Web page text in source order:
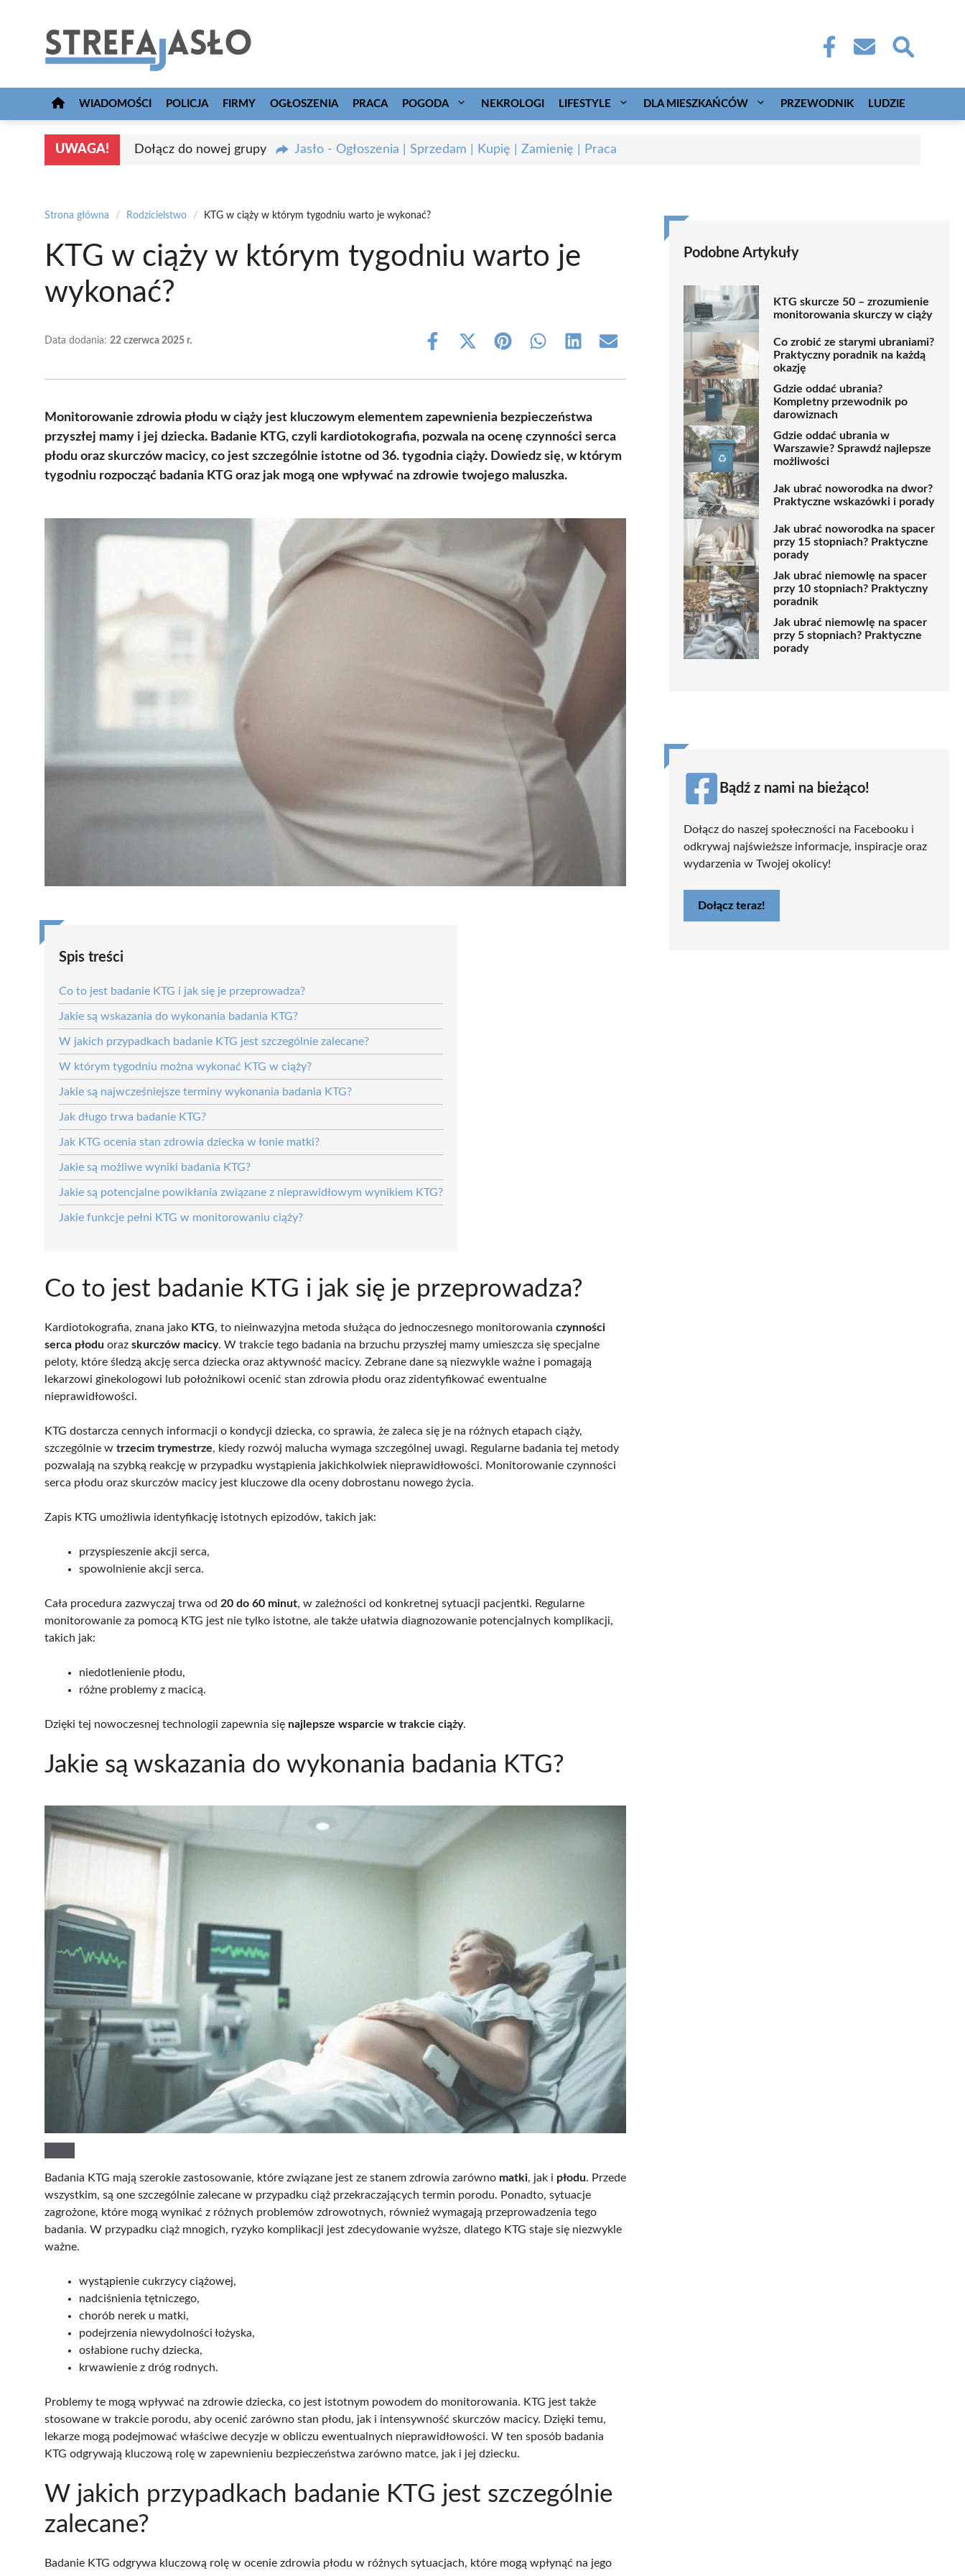
WIADOMOŚCI POLICJA FIRMY OGŁOSZENIA PRACA POGODA NEKROLOGI LIFESTYLE DLA MIESZKAŃCÓW PRZEWODNIK LUDZIE
UWAGA! Dołącz do nowej grupy Jasło - Ogłoszenia | Sprzedam | Kupię | Zamienię | Praca
Strona główna / Rodzicielstwo / KTG w ciąży w którym tygodniu warto je wykonać?
KTG w ciąży w którym tygodniu warto je
wykonać?
Data dodania: 22 czerwca 2025 r.
Share
Share
(Twitter)
Share Share Share Share
Monitorowanie zdrowia płodu w ciąży jest kluczowym elementem zapewnienia bezpieczeństwa
przyszłej mamy i jej dziecka. Badanie KTG, czyli kardiotokografia, pozwala na ocenę czynności serca
płodu oraz skurczów macicy, co jest szczególnie istotne od 36. tygodnia ciąży. Dowiedz się, w którym
tygodniu rozpocząć badania KTG oraz jak mogą one wpływać na zdrowie twojego maluszka.
Spis treści
Co to jest badanie KTG i jak się je przeprowadza?
Jakie są wskazania do wykonania badania KTG?
W jakich przypadkach badanie KTG jest szczególnie zalecane?
W którym tygodniu można wykonać KTG w ciąży?
Jakie są najwcześniejsze terminy wykonania badania KTG?
Jak długo trwa badanie KTG?
Jak KTG ocenia stan zdrowia dziecka w łonie matki?
Jakie są możliwe wyniki badania KTG?
Jakie są potencjalne powikłania związane z nieprawidłowym wynikiem KTG?
Jakie funkcje pełni KTG w monitorowaniu ciąży?
Co to jest badanie KTG i jak się je przeprowadza?
Kardiotokografia, znana jako KTG, to nieinwazyjna metoda służąca do jednoczesnego monitorowania czynności
serca płodu oraz skurczów macicy. W trakcie tego badania na brzuchu przyszłej mamy umieszcza się specjalne
peloty, które śledzą akcję serca dziecka oraz aktywność macicy. Zebrane dane są niezwykle ważne i pomagają
lekarzowi ginekologowi lub położnikowi ocenić stan zdrowia płodu oraz zidentyfikować ewentualne
nieprawidłowości.
KTG dostarcza cennych informacji o kondycji dziecka, co sprawia, że zaleca się je na różnych etapach ciąży,
szczególnie w trzecim trymestrze, kiedy rozwój malucha wymaga szczególnej uwagi. Regularne badania tej metody
pozwalają na szybką reakcję w przypadku wystąpienia jakichkolwiek nieprawidłowości. Monitorowanie czynności
serca płodu oraz skurczów macicy jest kluczowe dla oceny dobrostanu nowego życia.
Zapis KTG umożliwia identyfikację istotnych epizodów, takich jak:
przyspieszenie akcji serca,
spowolnienie akcji serca.
Cała procedura zazwyczaj trwa od 20 do 60 minut, w zależności od konkretnej sytuacji pacjentki. Regularne
monitorowanie za pomocą KTG jest nie tylko istotne, ale także ułatwia diagnozowanie potencjalnych komplikacji,
takich jak:
niedotlenienie płodu,
różne problemy z macicą.
Dzięki tej nowoczesnej technologii zapewnia się najlepsze wsparcie w trakcie ciąży.
Jakie są wskazania do wykonania badania KTG?
Badania KTG mają szerokie zastosowanie, które związane jest ze stanem zdrowia zarówno matki, jak i płodu. Przede
wszystkim, są one szczególnie zalecane w przypadku ciąż przekraczających termin porodu. Ponadto, sytuacje
zagrożone, które mogą wynikać z różnych problemów zdrowotnych, również wymagają przeprowadzenia tego
badania. W przypadku ciąż mnogich, ryzyko komplikacji jest zdecydowanie wyższe, dlatego KTG staje się niezwykle
ważne.
wystąpienie cukrzycy ciążowej,
nadciśnienia tętniczego,
chorób nerek u matki,
podejrzenia niewydolności łożyska,
osłabione ruchy dziecka,
krwawienie z dróg rodnych.
Problemy te mogą wpływać na zdrowie dziecka, co jest istotnym powodem do monitorowania. KTG jest także
stosowane w trakcie porodu, aby ocenić zarówno stan płodu, jak i intensywność skurczów macicy. Dzięki temu,
lekarze mogą podejmować właściwe decyzje w obliczu ewentualnych nieprawidłowości. W ten sposób badania
KTG odgrywają kluczową rolę w zapewnieniu bezpieczeństwa zarówno matce, jak i jej dziecku.
W jakich przypadkach badanie KTG jest szczególnie
zalecane?
Badanie KTG odgrywa kluczową rolę w ocenie zdrowia płodu w różnych sytuacjach, które mogą wpłynąć na jego
Podobne Artykuły
KTG skurcze 50 – zrozumienie
monitorowania skurczy w ciąży
Co zrobić ze starymi ubraniami?
Praktyczny poradnik na każdą
okazję
Gdzie oddać ubrania?
Kompletny przewodnik po
darowiznach
Gdzie oddać ubrania w
Warszawie? Sprawdź najlepsze
możliwości
Jak ubrać noworodka na dwor?
Praktyczne wskazówki i porady
Jak ubrać noworodka na spacer
przy 15 stopniach? Praktyczne
porady
Jak ubrać niemowlę na spacer
przy 10 stopniach? Praktyczny
poradnik
Jak ubrać niemowlę na spacer
przy 5 stopniach? Praktyczne
porady
Bądź z nami na bieżąco!
Dołącz do naszej społeczności na Facebooku i
odkrywaj najświeższe informacje, inspiracje oraz
wydarzenia w Twojej okolicy!
Dołącz teraz!